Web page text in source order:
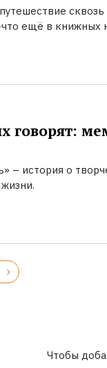
что ещё в книжных
говорят:
– история о
Чтобы